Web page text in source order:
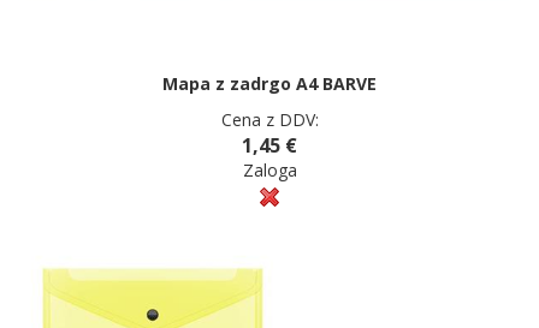
Mapa z zadrgo A4 BARVE
Cena z DDV:
1,45 €
Zaloga